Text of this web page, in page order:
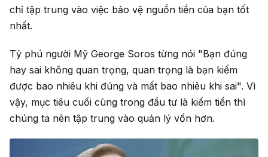
chỉ tập trung vào việc bảo vệ nguồn tiền của bạn tốt
nhất.
Tỷ phú người Mỹ George Soros từng nói "Bạn đúng
hay sai không quan trọng, quan trọng là bạn kiếm
được bao nhiêu khi đúng và mất bao nhiêu khi sai". Vì
vậy, mục tiêu cuối cùng trong đầu tư là kiếm tiền thì
chúng ta nên tập trung vào quản lý vốn hơn.